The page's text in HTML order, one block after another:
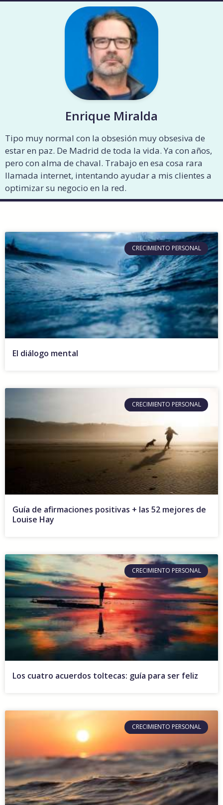
Enrique Miralda
Tipo muy normal con la obsesión muy obsesiva de
estar en paz. De Madrid de toda la vida. Ya con años,
pero con alma de chaval. Trabajo en esa cosa rara
llamada internet, intentando ayudar a mis clientes a
optimizar su negocio en la red.
CRECIMIENTO PERSONAL
El diálogo mental
CRECIMIENTO PERSONAL
Guía de afirmaciones positivas + las 52 mejores de
Louise Hay
CRECIMIENTO PERSONAL
Los cuatro acuerdos toltecas: guía para ser feliz
CRECIMIENTO PERSONAL